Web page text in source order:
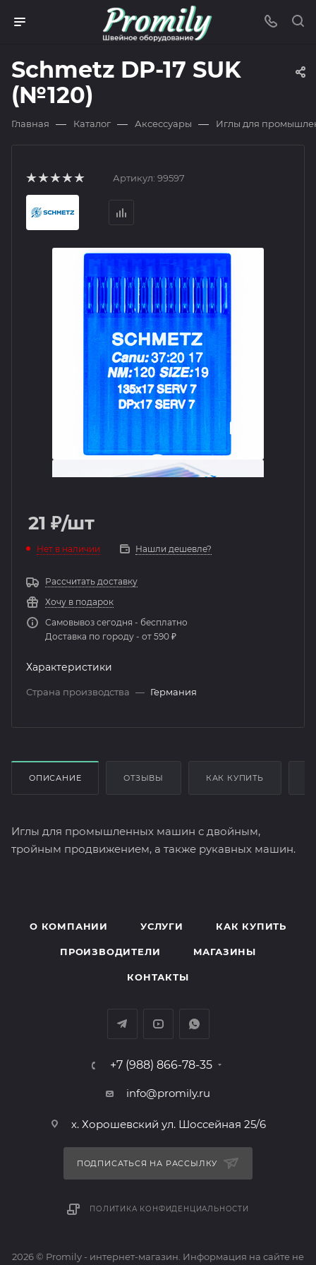
Schmetz DP-17 SUK
(№120)
Главная — Каталог — Аксессуары — Иглы для
Артикул: 99597
21 ₽/шт
Нет в наличии Нашли дешевле?
Рассчитать доставку
Хочу в подарок
Самовывоз сегодня - бесплатно
Доставка по городу - от 590 ₽
Характеристики
Страна производства — Германия
ОПИСАНИЕ ОТЗЫВЫ КАК КУПИТЬ
Иглы для промышленных машин с двойным,
тройным продвижением, а также рукавных машин.
О КОМПАНИИ УСЛУГИ КАК КУПИТЬ
ПРОИЗВОДИТЕЛИ МАГАЗИНЫ
КОНТАКТЫ
+7 (988) 866-78-35
info@promily.ru
х. Хорошевский ул. Шоссейная 25/6
ПОДПИСАТЬСЯ НА РАССЫЛКУ
ПОЛИТИКА КОНФИДЕНЦИАЛЬНОСТИ
2026 © Promily - интернет-магазин. Информация на сайте не